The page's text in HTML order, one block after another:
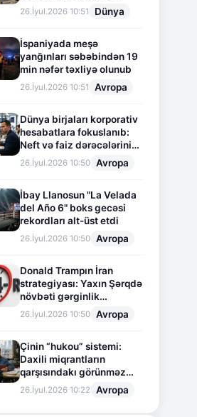
26.İyul.2026 10:51 Dünya
İspaniyada meşə
yanğınları səbəbindən 19
min nəfər təxliyə olunub
26.İyul.2026 10:51 Avropa
Dünya birjaları korporativ
hesabatlara fokuslanıb:
Neft və faiz dərəcələrinin
təsiri altında cari vəziyyət
26.İyul.2026 10:50 Avropa
İbay Llanosun "La Velada
del Año 6" boks gecəsi
rekordları alt-üst etdi
26.İyul.2026 10:50 Avropa
Donald Trampın İran
strategiyası: Yaxın Şərqdə
növbəti gərginlik
mərhələsi
26.İyul.2026 10:50 Avropa
Çinin “hukou” sistemi:
Daxili miqrantların
qarşısındakı görünməz
sədd
26.İyul.2026 10:22 Avropa